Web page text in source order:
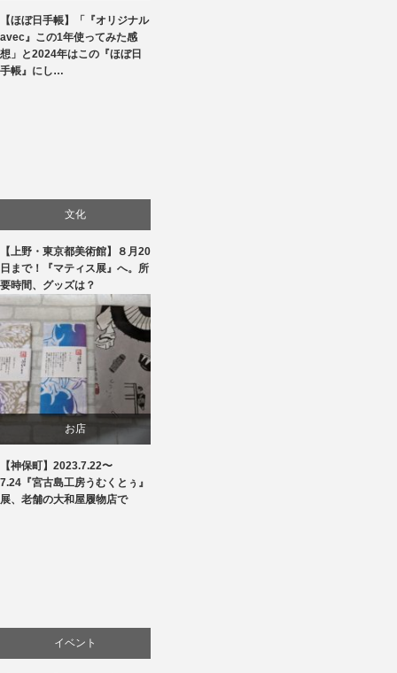
生活
【ほぼ日手帳】「『オリジナル
avec』この1年使ってみた感
想」と2024年はこの『ほぼ日
手帳』にし…
文化
美術展・美術館・博物館巡り
【上野・東京都美術館】８月20
日まで！『マティス展』へ。所
要時間、グッズは？
お店
商品紹介
【神保町】2023.7.22〜
7.24『宮古島工房うむくとぅ』
展、老舗の大和屋履物店で
イベント